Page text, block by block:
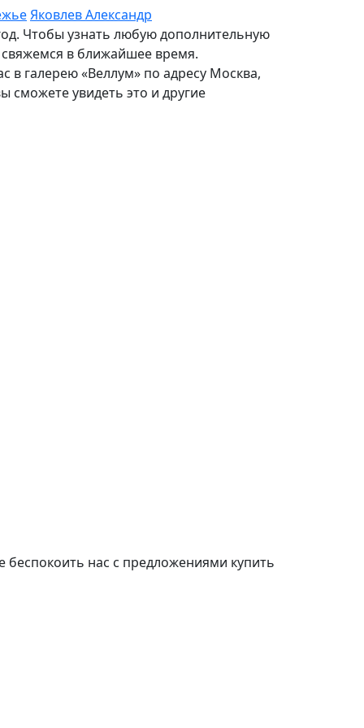
Яковлев Александр
Чтобы узнать любую дополнительную
в ближайшее время.
в галерею «Веллум» по адресу Москва,
сможете увидеть это и другие
нас с предложениями купить